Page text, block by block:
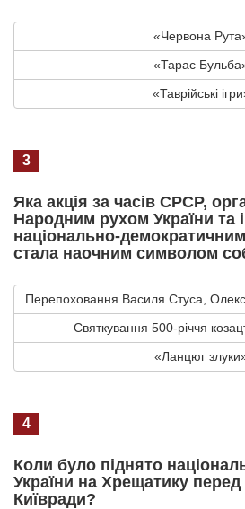
«Червона
«Тарас
«Таврійські
3
Яка акція за часів СРСР,
Народним рухом України та
національно-
стала наочним символом
Перепоховання Василя Стуса,
Святкування 500-річчя
«Ланцюг
4
Коли було піднято
України на Хрещатику
Київради?